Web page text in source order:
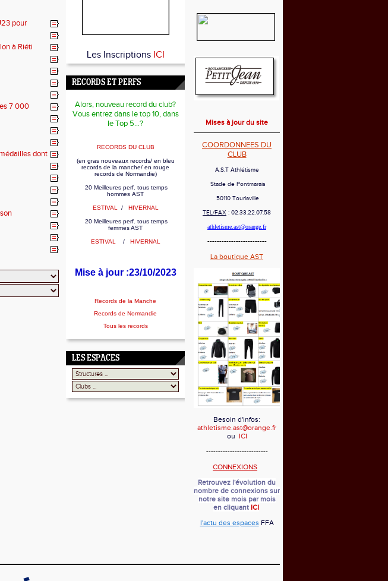
pour
à Riéti
7 000
dont
Les Inscriptions ICI
RECORDS ET PERFS
Alors, nouveau record du club?
Vous entrez dans le top 10, dans
le Top 5...?
RECORDS DU CLUB
(en gras nouveaux records/ en bleu
records de la manche/ en rouge
records de Normandie)
20 Meilleures perf. tous temps
hommes AST
ESTIVAL / HIVERNAL
20 Meilleures perf. tous temps
femmes AST
ESTIVAL / HIVERNAL
Mise à jour :23/10/2023
Records de la Manche
Records de Normandie
Tous les records
LES ESPACES
Mises à jour du site
COORDONNEES DU
CLUB
A.S.T Athlétisme
Stade de Pontmarais
50110 Tourlaville
TEL/FAX : 02.33.22.07.58
athletisme.ast@orange.fr
-------------------------
La boutique AST
Besoin d'infos:
athletisme.ast@orange.fr
ou ICI
--------------------------
CONNEXIONS
Retrouvez l'évolution du
nombre de connexions sur
notre site mois par mois
en cliquant ICI
l'actu des espaces FFA